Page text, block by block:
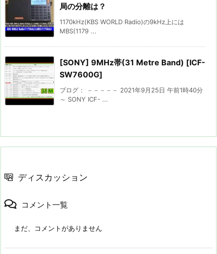
局の分離は？
1170kHz(KBS WORLD Radio)の9kHz上には
MBS(1179 ...
[SONY] 9MHz帯(31 Metre Band) [ICF-
SW7600G]
ブログ： －－－－－ 2021年9月25日 午前1時40分
～ SONY ICF- ...
ディスカッション
コメント一覧
まだ、コメントがありません